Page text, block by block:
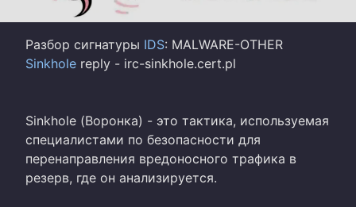
Разбор сигнатуры IDS: MALWARE-OTHER
Sinkhole reply - irc-sinkhole.cert.pl
Sinkhole (Воронка) - это тактика, используемая
специалистами по безопасности для
перенаправления вредоносного трафика в
резерв, где он анализируется.